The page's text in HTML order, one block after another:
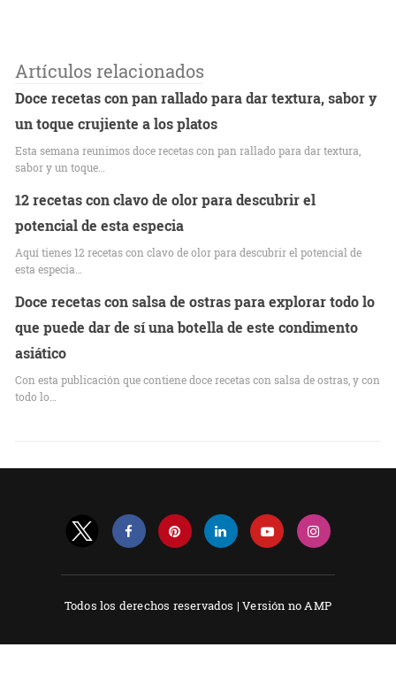
Artículos relacionados
Doce recetas con pan rallado para dar textura, sabor y
un toque crujiente a los platos
Esta semana reunimos doce recetas con pan rallado para dar textura,
sabor y un toque…
12 recetas con clavo de olor para descubrir el
potencial de esta especia
Aquí tienes 12 recetas con clavo de olor para descubrir el potencial de
esta especia…
Doce recetas con salsa de ostras para explorar todo lo
que puede dar de sí una botella de este condimento
asiático
Con esta publicación que contiene doce recetas con salsa de ostras, y con
todo lo…
Todos los derechos reservados |Versión no AMP